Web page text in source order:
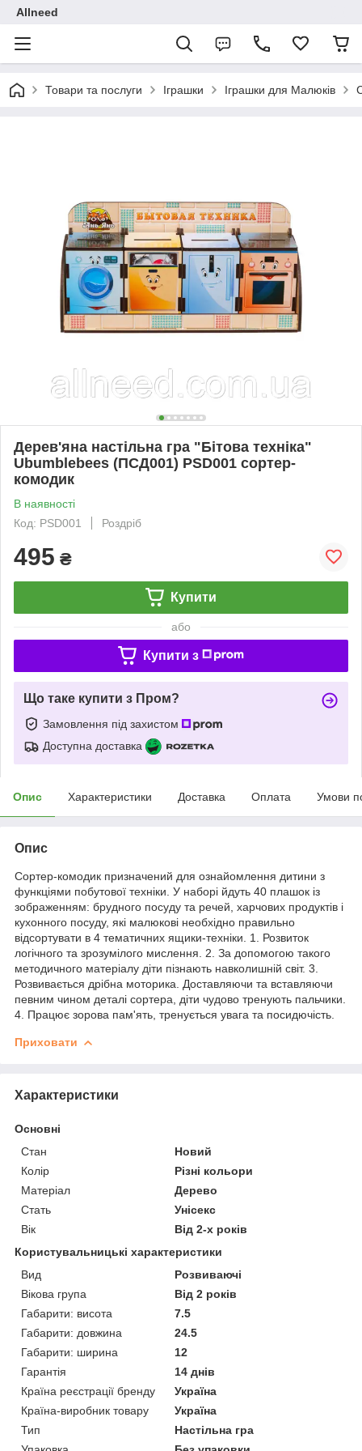
Allneed
Товари та послуги Іграшки Іграшки для Малюків
Дерев'яна настільна гра "Бітова техніка"
Ubumblebees (ПСД001) PSD001 сортер-
комодик
В наявності
Код: PSD001
Роздріб
495 ₴
Купити
або
Купити з
Що таке купити з Пром?
Замовлення під захистом
Доступна доставка
Опис Характеристики Доставка Оплата Умови
Опис
Сортер-комодик призначений для ознайомлення дитини з
функціями побутової техніки. У наборі йдуть 40 плашок із
зображенням: брудного посуду та речей, харчових продуктів і
кухонного посуду, які малюкові необхідно правильно
відсортувати в 4 тематичних ящики-техніки. 1. Розвиток
логічного та зрозумілого мислення. 2. За допомогою такого
методичного матеріалу діти пізнають навколишній світ. 3.
Розвивається дрібна моторика. Доставляючи та вставляючи
певним чином деталі сортера, діти чудово тренують пальчики.
4. Працює зорова пам'ять, тренується увага та посидючість.
Приховати
Характеристики
Основні
Стан
Новий
Колір
Різні кольори
Матеріал
Дерево
Стать
Унісекс
Вік
Від 2-х років
Користувальницькі характеристики
Вид
Розвиваючі
Вікова група
Від 2 років
Габарити: висота
7.5
Габарити: довжина
24.5
Габарити: ширина
12
Гарантія
14 днів
Країна реєстрації бренду
Україна
Країна-виробник товару
Україна
Тип
Настільна гра